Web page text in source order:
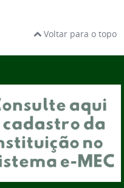
Voltar para o topo